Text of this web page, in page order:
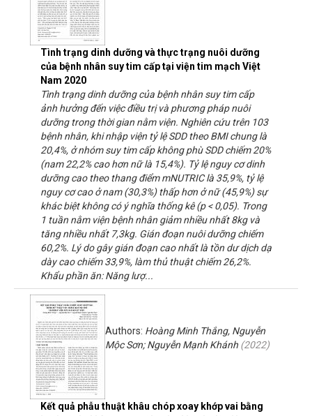
Tình trạng dinh dưỡng và thực trạng nuôi dưỡng
của bệnh nhân suy tim cấp tại viện tim mạch Việt
Nam 2020
Tình trạng dinh dưỡng của bệnh nhân suy tim cấp
ảnh hưởng đến việc điều trị và phương pháp nuôi
dưỡng trong thời gian nằm viện. Nghiên cứu trên 103
bệnh nhân, khi nhập viện tỷ lệ SDD theo BMI chung là
20,4%, ở nhóm suy tim cấp không phù SDD chiếm 20%
(nam 22,2% cao hơn nữ là 15,4%). Tỷ lệ nguy cơ dinh
dưỡng cao theo thang điểm mNUTRIC là 35,9%, tỷ lệ
nguy cơ cao ở nam (30,3%) thấp hơn ở nữ (45,9%) sự
khác biệt không có ý nghĩa thống kê (p < 0,05). Trong
1 tuần nằm viện bệnh nhân giảm nhiều nhất 8kg và
tăng nhiều nhất 7,3kg. Gián đoạn nuôi dưỡng chiếm
60,2%. Lý do gây gián đoạn cao nhất là tồn dư dịch dạ
dày cao chiếm 33,9%, làm thủ thuật chiếm 26,2%.
Khẩu phần ăn: Năng lượ...
Kết quả phẫu thuật khâu chóp xoay khớp vai bằng
Authors: Hoàng Minh Thắng, Nguyễn
Mộc Sơn; Nguyễn Mạnh Khánh (2022)